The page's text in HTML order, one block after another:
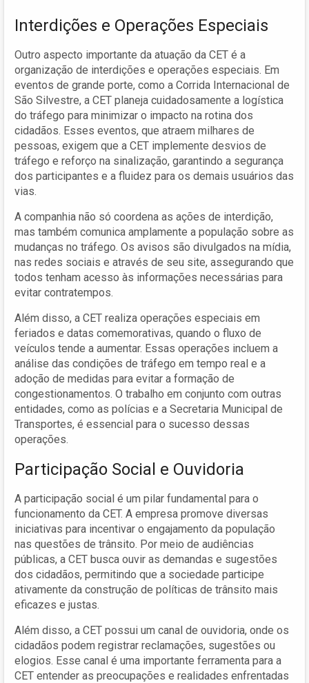
Interdições e Operações Especiais
Outro aspecto importante da atuação da CET é a
organização de interdições e operações especiais. Em
eventos de grande porte, como a Corrida Internacional de
São Silvestre, a CET planeja cuidadosamente a logística
do tráfego para minimizar o impacto na rotina dos
cidadãos. Esses eventos, que atraem milhares de
pessoas, exigem que a CET implemente desvios de
tráfego e reforço na sinalização, garantindo a segurança
dos participantes e a fluidez para os demais usuários das
vias.
A companhia não só coordena as ações de interdição,
mas também comunica amplamente a população sobre as
mudanças no tráfego. Os avisos são divulgados na mídia,
nas redes sociais e através de seu site, assegurando que
todos tenham acesso às informações necessárias para
evitar contratempos.
Além disso, a CET realiza operações especiais em
feriados e datas comemorativas, quando o fluxo de
veículos tende a aumentar. Essas operações incluem a
análise das condições de tráfego em tempo real e a
adoção de medidas para evitar a formação de
congestionamentos. O trabalho em conjunto com outras
entidades, como as polícias e a Secretaria Municipal de
Transportes, é essencial para o sucesso dessas
operações.
Participação Social e Ouvidoria
A participação social é um pilar fundamental para o
funcionamento da CET. A empresa promove diversas
iniciativas para incentivar o engajamento da população
nas questões de trânsito. Por meio de audiências
públicas, a CET busca ouvir as demandas e sugestões
dos cidadãos, permitindo que a sociedade participe
ativamente da construção de políticas de trânsito mais
eficazes e justas.
Além disso, a CET possui um canal de ouvidoria, onde os
cidadãos podem registrar reclamações, sugestões ou
elogios. Esse canal é uma importante ferramenta para a
CET entender as preocupações e realidades enfrentadas